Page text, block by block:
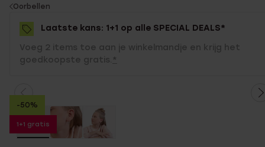
You
are
here:
Oorbellen
Laatste kans: 1+1 op alle SPECIAL DEALS*
Voeg 2 items toe aan je winkelmandje en krijg het
goedkoopste gratis. *
-50%
1+1 gratis